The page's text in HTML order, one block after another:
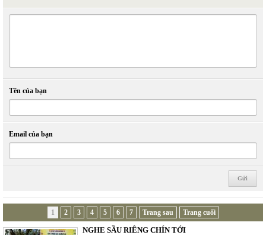
Tên của bạn
Email của bạn
1 2 3 4 5 6 7 Trang sau Trang cuối
NGHE SẦU RIÊNG CHÍN TỚI